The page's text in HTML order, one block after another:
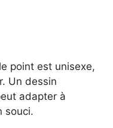
point est unisexe,
Un dessin
adapter à
souci.